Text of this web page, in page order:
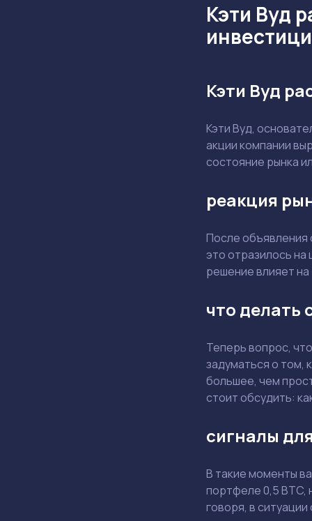
Кэти Вуд
Кэти Вуд
Кэти Вуд,
акции компании
состояние рынка
реакция
После объявления
это отразилось на
решение влияет
что делать
Теперь вопрос,
задуматься о том,
большее, чем
стоит обсудить:
сигналы
В такие моменты
портфеле 0,5 BTC,
говоря, в